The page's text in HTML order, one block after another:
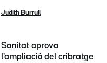
Judith Burrull
Sanitat aprova
l'ampliació del cribratge